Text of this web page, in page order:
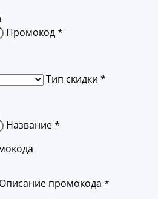
Промокод *
Тип скидки *
Название *
Описание промокода *